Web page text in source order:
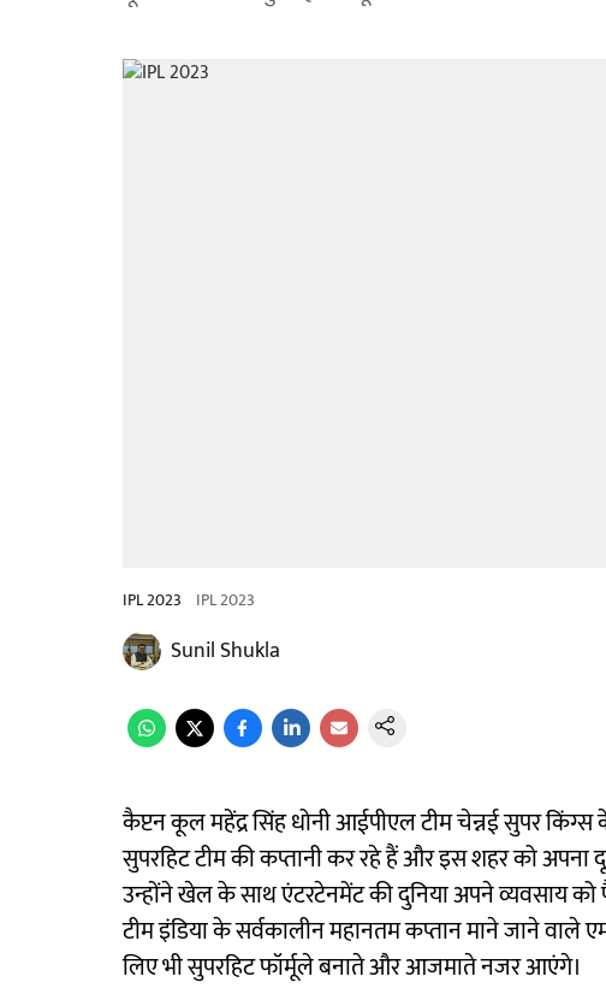
IPL 2023 IPL 2023
Sunil Shukla
कैप्टन कूल महेंद्र सिंह धोनी आईपीएल टीम चेन्नई सुपर
सुपरहिट टीम की कप्तानी कर रहे हैं और इस शहर को अपना
उन्होंने खेल के साथ एंटरटेनमेंट की दुनिया अपने व्यवसाय को
टीम इंडिया के सर्वकालीन महानतम कप्तान माने जाने
लिए भी सुपरहिट फॉर्मूले बनाते और आजमाते नजर आएंगे।